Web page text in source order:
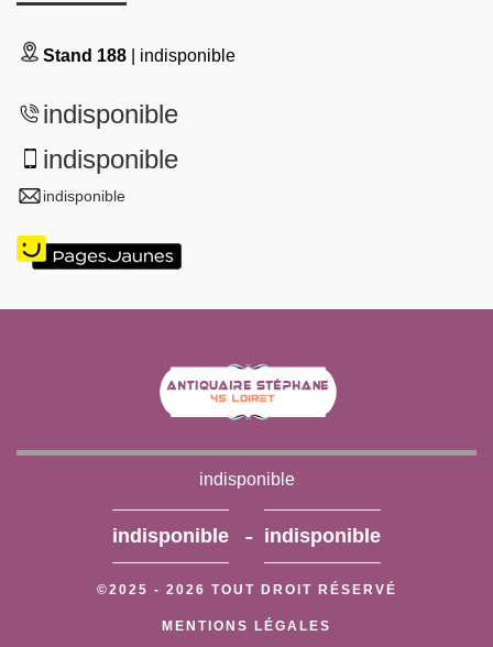
Stand 188 | indisponible
indisponible
indisponible
indisponible
indisponible
indisponible - indisponible
©2025 - 2026 TOUT DROIT RÉSERVÉ
MENTIONS LÉGALES